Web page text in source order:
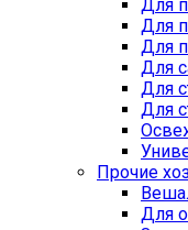
Для
Для
Для
Для
Для
Для
Прочие
Для